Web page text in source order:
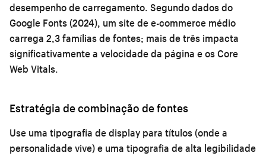
desempenho de carregamento. Segundo dados do
Google Fonts (2024), um site de e-commerce médio
carrega 2,3 famílias de fontes; mais de três impacta
significativamente a velocidade da página e os Core
Web Vitals.
Estratégia de combinação de fontes
Use uma tipografia de display para títulos (onde a
personalidade vive) e uma tipografia de alta legibilidade